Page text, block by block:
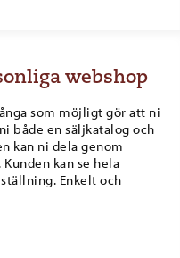
webshop
som möjligt gör att ni
både en säljkatalog och
kan ni dela genom
kan se hela
Enkelt och